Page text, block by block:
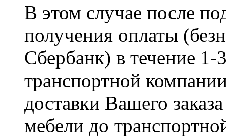
В этом случае после
получения оплаты
Сбербанк) в течение
транспортной
доставки Вашего
мебели до